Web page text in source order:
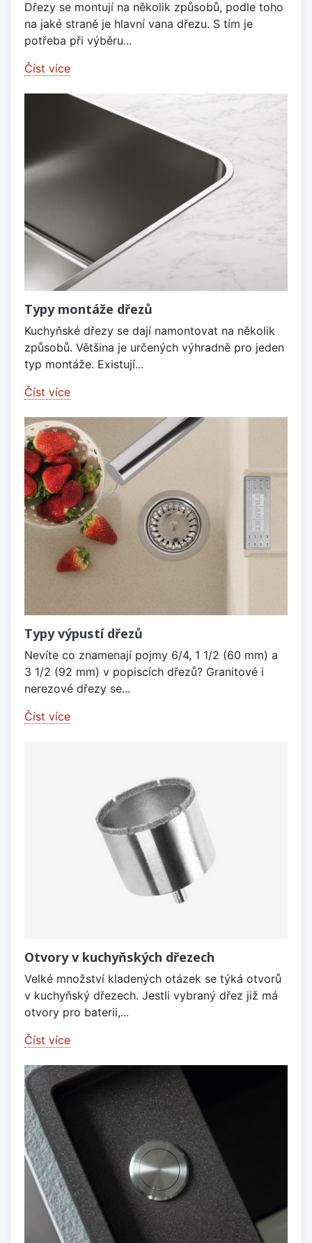
Dřezy se montují na několik způsobů, podle toho
na jaké straně je hlavní vana dřezu. S tím je
potřeba při výběru...
Číst více
Typy montáže dřezů
Kuchyňské dřezy se dají namontovat na několik
způsobů. Většina je určených výhradně pro jeden
typ montáže. Existují...
Číst více
Typy výpustí dřezů
Nevíte co znamenají pojmy 6/4, 1 1/2 (60 mm) a
3 1/2 (92 mm) v popiscích dřezů? Granitové i
nerezové dřezy se...
Číst více
Otvory v kuchyňských dřezech
Velké množství kladených otázek se týká otvorů
v kuchyňský dřezech. Jestli vybraný dřez již má
otvory pro baterii,...
Číst více